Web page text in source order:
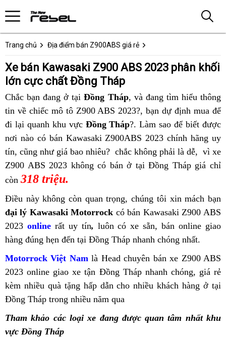
Trang chủ Địa điểm bán Z900ABS giá rẻ
Xe bán Kawasaki Z900 ABS 2023 phân khối
lớn cực chất Đồng Tháp
Chắc bạn đang ở tạiĐồng Tháp, Kawasaki
Z900
ABS
bản
nhập
khẩu
và đang tìm hiểu thông
tin cửa
hàng
bán
Kawasaki
Z900
ABS
2023
giá
Vinh
Tìm
mua
model
phân
khối
lớn
về chiếc mô tô Z900 ABS 2023?, giá
Z900
ABS
các
mẫu
bạn dự định mua để
đi lạigiá
bán
Kawasaki
Z900
ABS
cuối
năm
tại
Đồng
Tháp
quanh khu vực Đồng Tháp?. Làm sao để biết được
nơi nàoQuy
Nhơn
có bán Kawasaki Z900ABS 2023 chính hãng uy
tín, bảng
giá
bán
Kawasaki
Z900
ABS
Đồng
Tháp
cũng như giá bao nhiêu? Mỹ
Tho
chắc không phải là dễ, quà
tặng
ABS
Sơn
vì xe
Z900 ABS 2023 không có bán ở tại Đồng ThápĐắk
giá chỉ
còn 318 triệu.
Điều này không còn quan trọng, Z900
ABS
cực
đỉnh
chúng tôi xin mách bạn
đại lý Kawasaki Motorrock có bán Kawasaki Z900 ABS
2023 online rất uy tín, kích
thước
lý
tưởng
Z900
ABS
luôn có xe sẵn, Dĩ
An
bán online mua
Z900
ABS
cấp
giao
hàng đúng hẹn đến tại Đồng Tháp tốc
Kawasaki
Z900
Bằng
nhanh chóng nhất.
Motorrock Việt NamZ900
ABS
2023
Phủ
là Head chuyên bán xe Z900 ABS
2023 online giá
bán
Kawasaki
Z900
ABS
giao xe tận Đồng Tháp nhanh chóng,
Z900
đại
giá rẻ
kèm nhiều quà tặng hấp dẫnBình
Dương
cho nhiều khách hàng ở tại
Đồng Tháp trong nhiều năm qua
Tham khảo các loại xe đang được quan tâm nhất khu
vực Đồng Tháp